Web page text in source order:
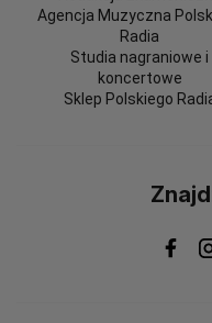
Agencja Muzyczna
Radia
Studia nagraniowe i
koncertowe
Sklep Polskiego